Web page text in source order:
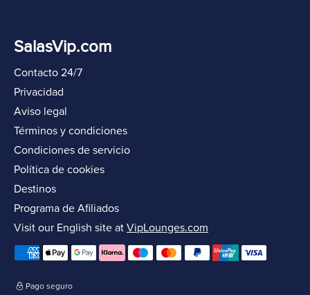
SalasVip.com
Contacto 24/7
Privacidad
Aviso legal
Términos y condiciones
Condiciones de servicio
Política de cookies
Destinos
Programa de Afiliados
Visit our English site at VipLounges.com
Pago seguro